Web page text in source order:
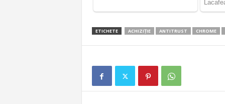
ETICHETE ACHIZIȚIE ANTITRUST CHROME